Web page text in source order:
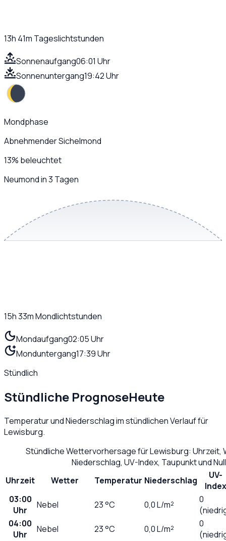
13h 41m Tageslichtstunden
Sonnenaufgang06:01 Uhr
Sonnenuntergang19:42 Uhr
Mondphase
Abnehmender Sichelmond
13% beleuchtet
Neumond in 3 Tagen
15h 33mMondlichtstunden
Mondaufgang02:05 Uhr
Monduntergang17:39 Uhr
Stündlich
Stündliche PrognoseHeute
Temperatur und Niederschlag im stündlichen Verlauf für
Lewisburg.
Stündliche Wettervorhersage fürLewisburg: Uhrzeit,
Niederschlag, UV-Index, Taupunkt und
Uhrzeit
Wetter Temperatur Niederschlag
UV-
Index
03:00
Uhr
Nebel 23°C 0,0L/m²
0
04:00
Uhr
Nebel 23°C 0,0L/m²
0